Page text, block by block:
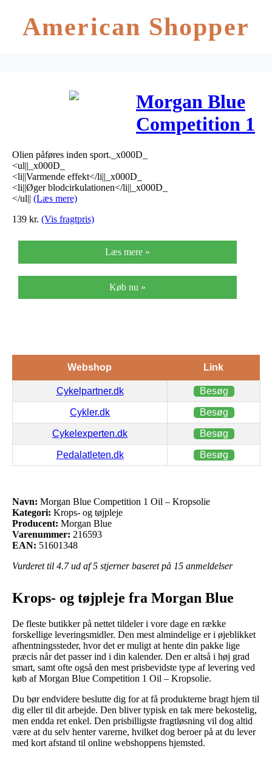
American Shopper
Morgan Blue
Competition 1
Oil –
Kropsolie
Olien påføres inden sport._x000D_
<ul||_x000D_
<li||Varmende effekt</li||_x000D_
<li||Øger blodcirkulationen</li||_x000D_
</ul|| (Læs mere)
139 kr. (Vis fragtpris)
Læs mere »
Køb nu »
Webshop Link
Cykelpartner.dk Besøg
Cykler.dk Besøg
Cykelexperten.dk Besøg
Pedalatleten.dk Besøg
Navn: Morgan Blue Competition 1 Oil – Kropsolie
Kategori: Krops- og tøjpleje
Producent: Morgan Blue
Varenummer: 216593
EAN: 51601348
Vurderet til 4.7ud af 5 stjerner baseret på 15 anmeldelser
Krops- og tøjpleje fra Morgan Blue
De fleste butikker på nettet tildeler i vore dage en række
forskellige leveringsmidler. Den mest almindelige er i øjeblikket
afhentningssteder, hvor det er muligt at hente din pakke lige
præcis når det passer ind i din kalender. Den er altså i høj grad
smart, samt ofte også den mest prisbevidste type af levering ved
køb af Morgan Blue Competition 1 Oil – Kropsolie.
Du bør endvidere beslutte dig for at få produkterne bragt hjem til
dig eller til dit arbejde. Den bliver typisk en tak mere bekostelig,
men endda ret enkel. Den prisbilligste fragtløsning vil dog altid
være at du selv henter varerne, hvilket dog beroer på at du lever
med kort afstand til online webshoppens hjemsted.